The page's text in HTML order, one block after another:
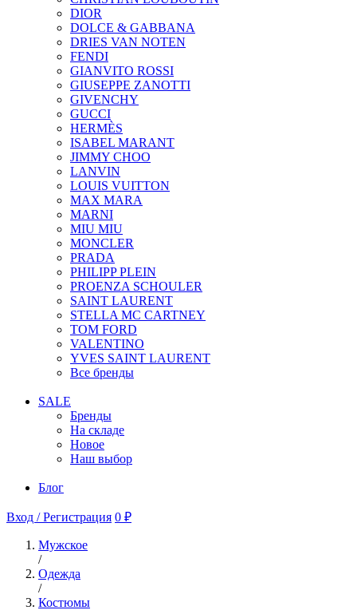
DIOR
DOLCE & GABBANA
DRIES VAN NOTEN
FENDI
GIANVITO ROSSI
GIUSEPPE ZANOTTI
GIVENCHY
GUCCI
HERMÈS
ISABEL MARANT
JIMMY CHOO
LANVIN
LOUIS VUITTON
MAX MARA
MARNI
MIU MIU
MONCLER
PRADA
PHILIPP PLEIN
PROENZA SCHOULER
SAINT LAURENT
STELLA MC CARTNEY
TOM FORD
VALENTINO
YVES SAINT LAURENT
Все бренды
SALE
Бренды
На складе
Новое
Наш выбор
Блог
Вход / Регистрация 0 ₽
Мужское
/
Одежда
/
Костюмы